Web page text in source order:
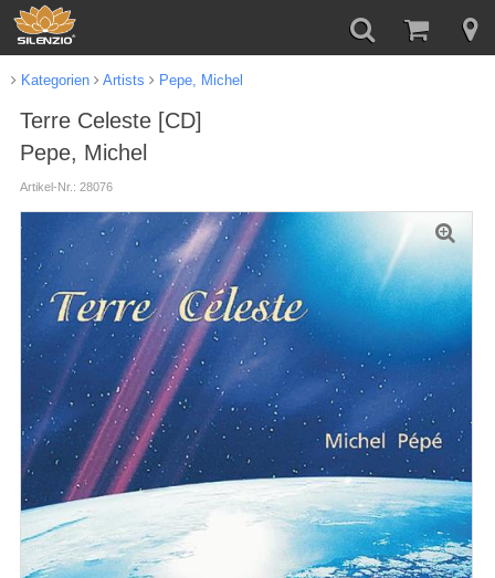
Kategorien Artists Pepe, Michel
Terre Celeste [CD]
Pepe, Michel
Artikel-Nr.: 28076